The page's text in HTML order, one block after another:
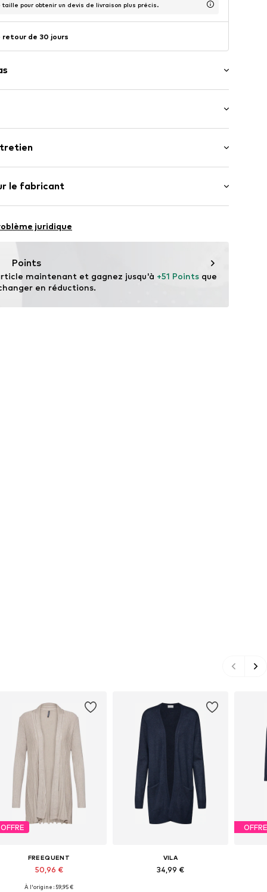
taille pour obtenir un devis de livraison plus précis.
retour de 30 jours
normale
normale
20% Polyester - PES
au sèche-linge
le fabricant
D
juridique
Points
maintenant et gagnez jusqu'à +51 Points que
en réductions.
OFFRE
FREEQUENT
50,96 €
À l'origine : 59,95 €
VILA
34,99 €
OFFRE